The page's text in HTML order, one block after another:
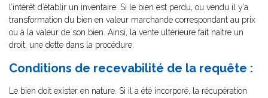
l’intérêt d’établir un inventaire. Si le bien est perdu, ou vendu il y’a
transformation du bien en valeur marchande correspondant au prix
ou à la valeur de son bien. Ainsi, la vente ultérieure fait naître un
droit, une dette dans la procédure.
Conditions de recevabilité de la requête :
Le bien doit exister en nature. Si il a été incorporé, la récupération